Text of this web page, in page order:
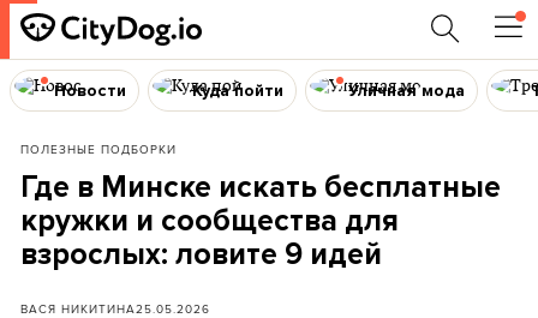
Новости Куда пойти Уличная мода
ПОЛЕЗНЫЕ ПОДБОРКИ
Где в Минске искать бесплатные
кружки и сообщества для
взрослых: ловите 9 идей
ВАСЯ НИКИТИНА25.05.2026